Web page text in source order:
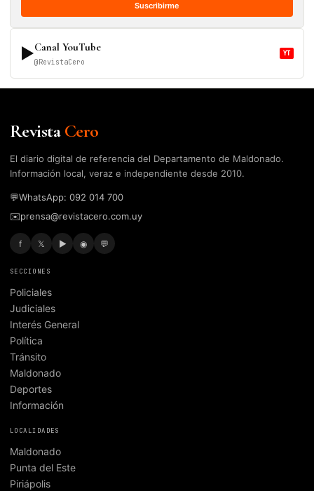
Suscribirme
▶Canal YouTube
@RevistaCero
YT
RevistaCero
El diario digital de referencia del Departamento de Maldonado.
Información local, veraz e independiente desde 2010.
💬WhatsApp: 092 014 700
✉️prensa@revistacero.com.uy
f 𝕏 ▶ ◉ 💬
SECCIONES
Policiales
Judiciales
Interés General
Política
Tránsito
Maldonado
Deportes
Información
LOCALIDADES
Maldonado
Punta del Este
Piriápolis